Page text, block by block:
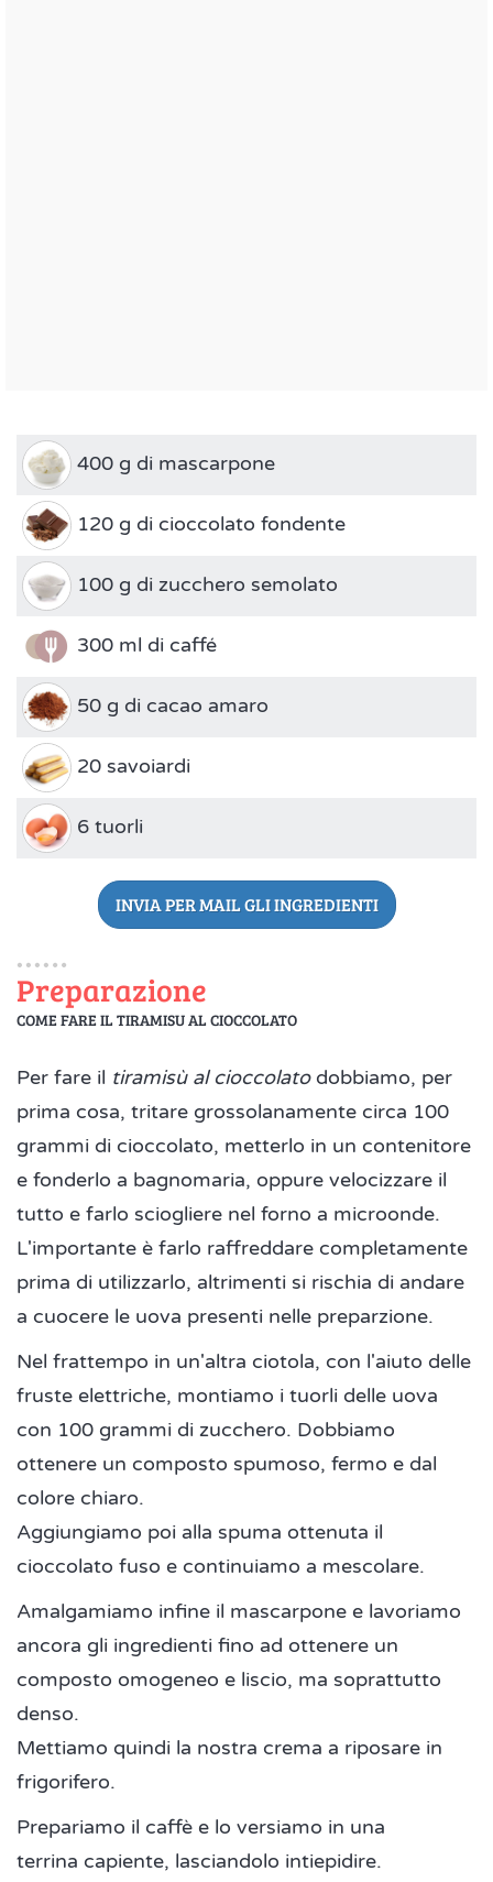
400 g di mascarpone
120 g di cioccolato fondente
100 g di zucchero semolato
300 ml di caffé
50 g di cacao amaro
20 savoiardi
6 tuorli
INVIA PER MAIL GLI INGREDIENTI
Preparazione
COME FARE IL TIRAMISU AL CIOCCOLATO
Per fare il tiramisù al cioccolatodobbiamo, per
prima cosa, tritare grossolanamente circa 100
grammi di cioccolato, metterlo in un contenitore
e fonderlo a bagnomaria, oppure velocizzare il
tutto e farlo sciogliere nel forno a microonde.
L'importante è farlo raffreddare completamente
prima di utilizzarlo, altrimenti si rischia di andare
a cuocere le uova presenti nelle preparzione.
Nel frattempo in un'altra ciotola, con l'aiuto delle
fruste elettriche, montiamo i tuorli delle uova
con 100 grammi di zucchero. Dobbiamo
ottenere un composto spumoso, fermo e dal
colore chiaro.
Aggiungiamo poi alla spuma ottenuta il
cioccolato fuso e continuiamo a mescolare.
Amalgamiamo infine il mascarpone e lavoriamo
ancora gli ingredienti fino ad ottenere un
composto omogeneo e liscio, ma soprattutto
denso.
Mettiamo quindi la nostra crema a riposare in
frigorifero.
Prepariamo il caffè e lo versiamo in una
terrina capiente, lasciandolo intiepidire.